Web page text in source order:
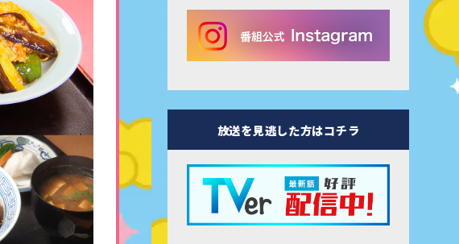
放送を見逃した方はコチラ